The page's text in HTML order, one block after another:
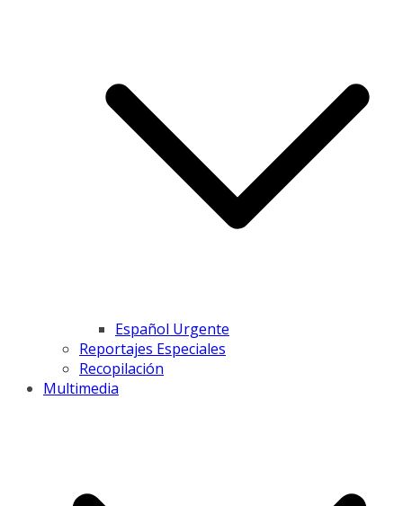
Español Urgente
Reportajes Especiales
Recopilación
Multimedia